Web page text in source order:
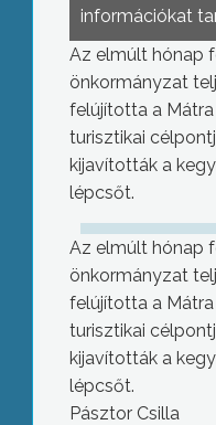
információkat
Az elmúlt hónap
önkormányzat
felújította a
turisztikai
kijavították a
lépcsőt.
Az elmúlt hónap
önkormányzat
felújította a
turisztikai
kijavították a
lépcsőt.
Pásztor Csilla